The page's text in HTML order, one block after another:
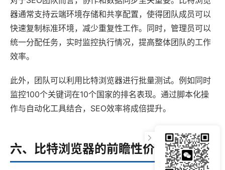
器通常支持云端环境存储和共享配置，使得团队成员可以
快速复制标准环境，减少重复性工作。同时，管理员可以
统一分配任务，实时监控执行情况，提高整体团队的工作
效率。
此外，团队可以利用比特浏览器进行批量测试。例如同时
监控100个关键词在10个国家的排名表现。通过脚本化操
作与自动化工具结合，SEO效率将成倍提升。
六、比特浏览器的前瞻性价值